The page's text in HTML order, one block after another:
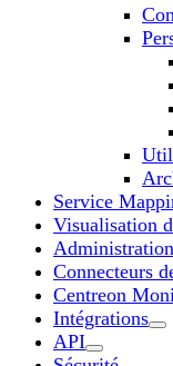
Service
Visualisation
Administration
Connecteurs
Centreon
Intégrations
API